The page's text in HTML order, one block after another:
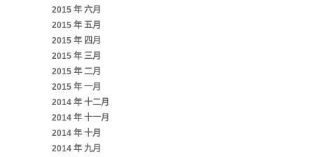
2015 年 六月
2015 年 五月
2015 年 四月
2015 年 三月
2015 年 二月
2015 年 一月
2014 年 十二月
2014 年 十一月
2014 年 十月
2014 年 九月